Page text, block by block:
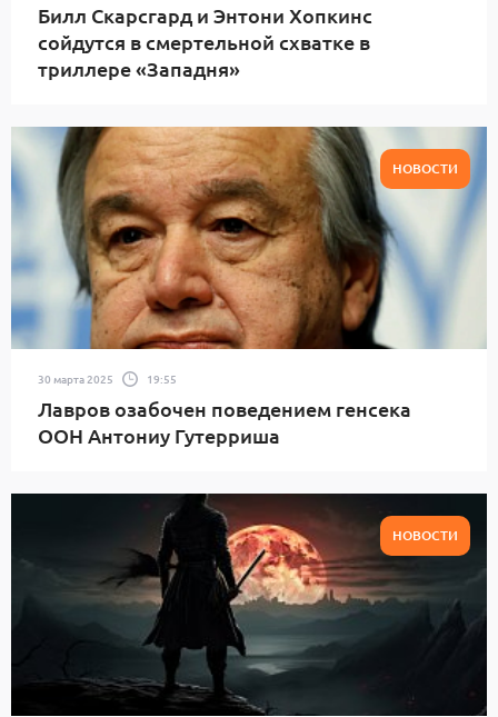
Билл Скарсгард и Энтони Хопкинс
сойдутся в смертельной схватке в
триллере «Западня»
НОВОСТИ
30 марта 2025 19:55
Лавров озабочен поведением генсека
ООН Антониу Гутерриша
НОВОСТИ